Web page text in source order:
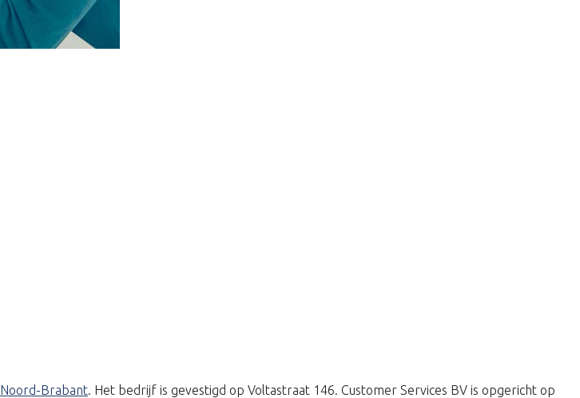
Noord-Brabant. Het bedrijf is gevestigd op Voltastraat 146. Customer Services BV is opgericht op